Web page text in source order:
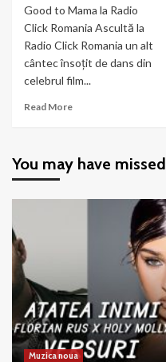
Good to Mama la Radio
Click Romania Ascultă la
Radio Click Romania un alt
cântec însoțit de dans din
celebrul film...
Read MoreRead
–
You may have missed
Muzica noua